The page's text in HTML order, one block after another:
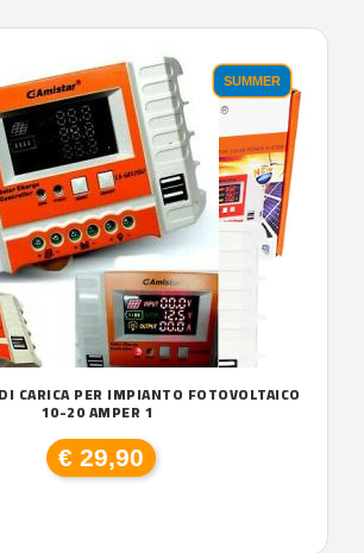
SUMMER
CARICA PER IMPIANTO FOTOVOLTAICO
10-20 AMPER 1
€ 29,90